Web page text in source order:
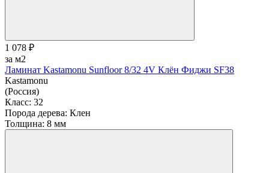
1 078 ₽
за м2
Ламинат Kastamonu Sunfloor 8/32 4V Клён Фиджи SF38
Kastamonu
(Россия)
Класс: 32
Порода дерева: Клен
Толщина: 8 мм